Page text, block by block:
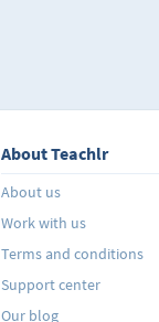
About Teachlr
About us
Work with us
Terms and conditions
Support center
Our blog